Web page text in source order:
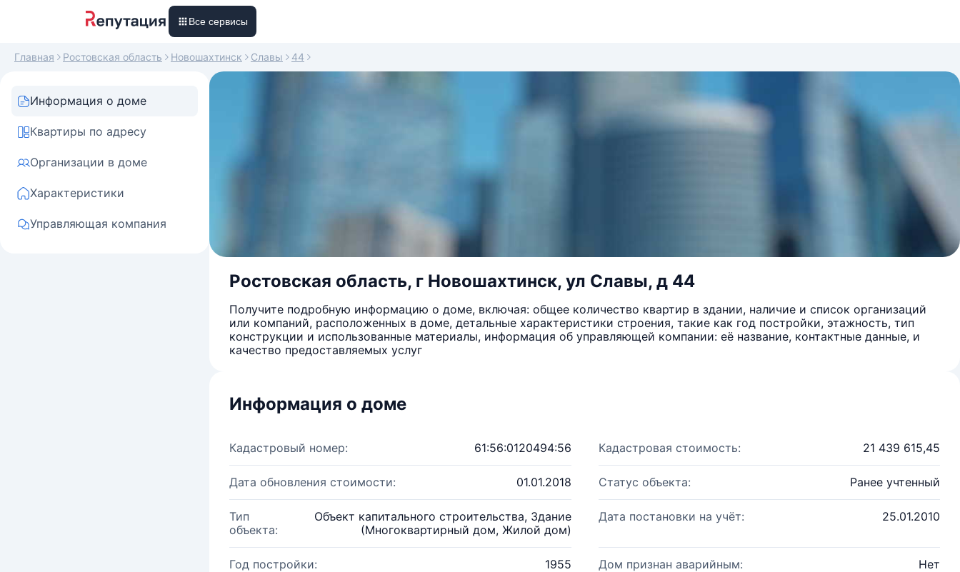
Все сервисы
Главная Ростовская область Новошахтинск Славы 44
Информация о доме
Квартиры по адресу
Организации в доме
Характеристики
Управляющая компания
Ростовская область, г Новошахтинск, ул Славы, д 44
Получите подробную информацию о доме, включая: общее количество квартир в здании, наличие и список организаций
или компаний, расположенных в доме, детальные характеристики строения, такие как год постройки, этажность, тип
конструкции и использованные материалы, информация об управляющей компании: её название, контактные данные, и
качество предоставляемых услуг
Информация о доме
Кадастровый номер: 61:56:0120494:56 Кадастровая стоимость: 21 439 615,45
Дата обновления стоимости: 01.01.2018 Статус объекта: Ранее учтенный
Тип
объекта:
Объект капитального строительства, Здание
(Многоквартирный дом, Жилой дом)
Дата постановки на учёт: 25.01.2010
Год постройки: 1955 Дом признан аварийным: Нет